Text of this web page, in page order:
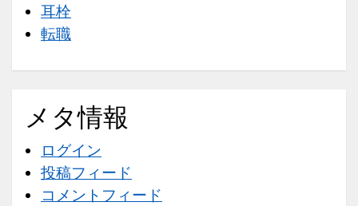
耳栓
転職
メタ情報
ログイン
投稿フィード
コメントフィード